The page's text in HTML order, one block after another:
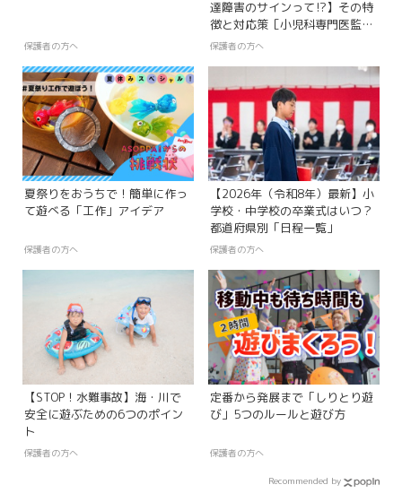
保護者の方へ
達障害のサインって⁉】その特
徴と対応策［小児科専門医監
修］
保護者の方へ
夏祭りをおうちで！簡単に作っ
て遊べる「工作」アイデア
保護者の方へ
【2026年（令和8年）最新】小
学校・中学校の卒業式はいつ？
都道府県別「日程一覧」
保護者の方へ
【STOP！水難事故】海・川で
安全に遊ぶための6つのポイン
ト
保護者の方へ
定番から発展まで「しりとり遊
び」5つのルールと遊び方
保護者の方へ
Recommended by